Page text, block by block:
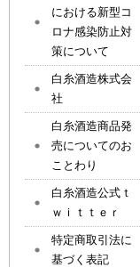
における新型コ
ロナ感染防止対
策について
白糸酒造株式会
社
白糸酒造商品発
売についてのお
ことわり
白糸酒造公式ｔ
ｗｉｔｔｅｒ
特定商取引法に
基づく表記